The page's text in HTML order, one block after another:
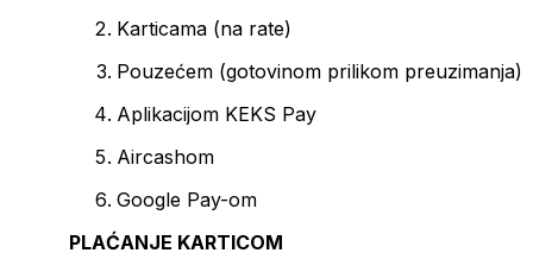
Karticama (na rate)
Pouzećem (gotovinom prilikom preuzimanja)
Aplikacijom KEKS Pay
Aircashom
Google Pay-om
PLAĆANJE KARTICOM